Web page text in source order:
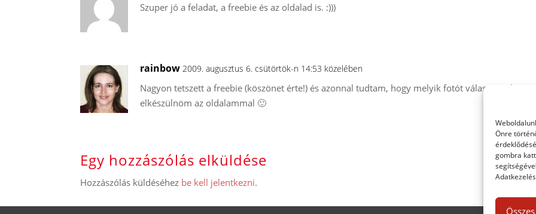
Önre
gombra
Szuper jó a feladat, a freebie és az oldalad is. :)))
rainbow 2009. augusztus 6. csütörtök-n 14:53 közelében
Nagyon tetszett a freebie (köszönet érte!) és azonnal tudtam, hogy melyik fotót válasszam
elkészülnöm az oldalammal 🙂
Egy hozzászólás elküldése
Hozzászólás küldéséhez be kell jelentkezni.